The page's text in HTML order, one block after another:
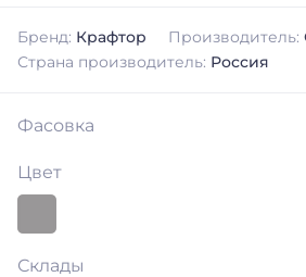
Бренд: Крафтор Производитель:
Страна производитель: Россия
Фасовка
Цвет
Склады